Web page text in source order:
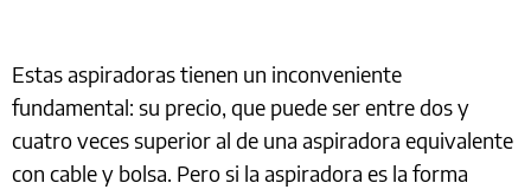
Estas aspiradoras tienen un inconveniente
fundamental: su precio, que puede ser entre dos y
cuatro veces superior al de una aspiradora equivalente
con cable y bolsa. Pero si la aspiradora es la forma